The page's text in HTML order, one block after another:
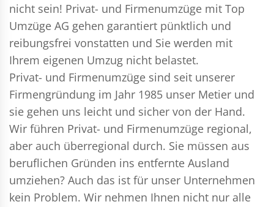
nicht sein! Privat- und Firmenumzüge mit Top
Umzüge AG gehen garantiert pünktlich und
reibungsfrei vonstatten und Sie werden mit
Ihrem eigenen Umzug nicht belastet.
Privat- und Firmenumzüge sind seit unserer
Firmengründung im Jahr 1985 unser Metier und
sie gehen uns leicht und sicher von der Hand.
Wir führen Privat- und Firmenumzüge regional,
aber auch überregional durch. Sie müssen aus
beruflichen Gründen ins entfernte Ausland
umziehen? Auch das ist für unser Unternehmen
kein Problem. Wir nehmen Ihnen nicht nur alle